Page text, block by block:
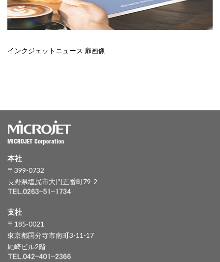
インクジェットニュース 扉画像
本社
〒399-0732
長野県塩尻市大門五番町79-2
支社
〒185-0021
東京都国分寺市南町3-11-17
尾崎ビル2階